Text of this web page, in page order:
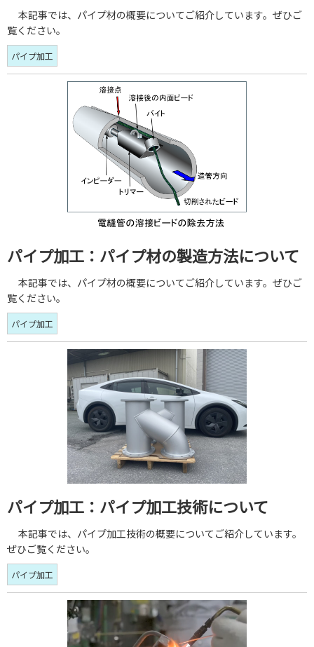
本記事では、パイプ材の概要についてご紹介しています。ぜひご
覧ください。
パイプ加工
パイプ加工：パイプ材の製造方法について
本記事では、パイプ材の概要についてご紹介しています。ぜひご
覧ください。
パイプ加工
パイプ加工：パイプ加工技術について
本記事では、パイプ加工技術の概要についてご紹介しています。
ぜひご覧ください。
パイプ加工